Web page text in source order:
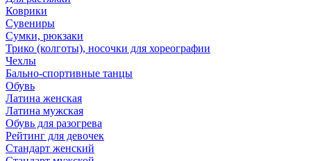
Коврики
Сувениры
Сумки, рюкзаки
Трико (колготы), носочки для хореографии
Чехлы
Бально-спортивные танцы
Обувь
Латина женская
Латина мужская
Обувь для разогрева
Рейтинг для девочек
Стандарт женский